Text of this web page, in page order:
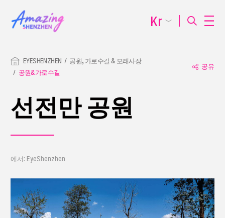
EYESHENZHEN
공원, 가로수길 & 모래사장
공원&가로수길
공유
선전만 공원
에서: EyeShenzhen
Kr